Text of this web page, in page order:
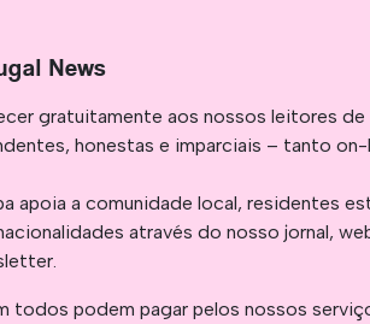
News
gratuitamente aos nossos leitores
honestas e imparciais – tanto
apoia a comunidade local, residentes
através do nosso jornal,
todos podem pagar pelos nossos